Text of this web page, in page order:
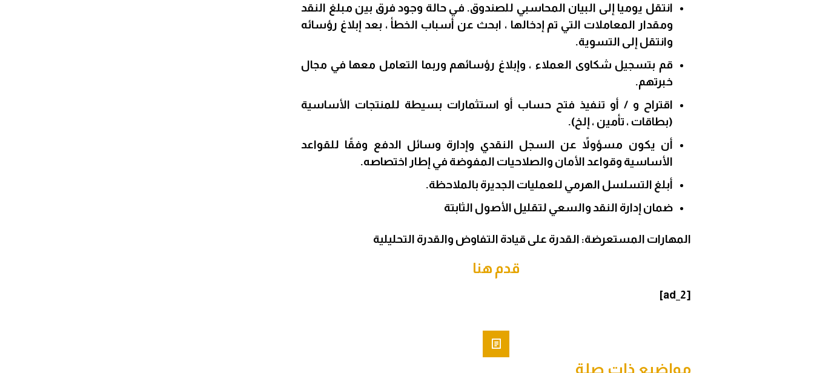
انتقل يوميا إلى البيان المحاسبي للصندوق. في حالة وجود فرق بين مبلغ النقد
ومقدار المعاملات التي تم إدخالها ، ابحث عن أسباب الخطأ ، بعد إبلاغ رؤسائه
وانتقل إلى التسوية.
قم بتسجيل شكاوى العملاء ، وإبلاغ رؤسائهم وربما التعامل معها في مجال
خبرتهم.
اقتراح و / أو تنفيذ فتح حساب أو استثمارات بسيطة للمنتجات الأساسية
(بطاقات ، تأمين ، إلخ).
أن يكون مسؤولاً عن السجل النقدي وإدارة وسائل الدفع وفقًا للقواعد
الأساسية وقواعد الأمان والصلاحيات المفوضة في إطار اختصاصه.
أبلغ التسلسل الهرمي للعمليات الجديرة بالملاحظة.
ضمان إدارة النقد والسعي لتقليل الأصول الثابتة
المهارات المستعرضة: القدرة على قيادة التفاوض والقدرة التحليلية
قدم هنا
[ad_2]
مواضيع ذات صلة